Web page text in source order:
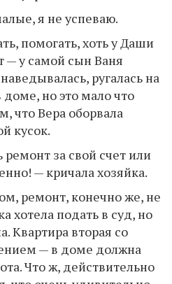
я не успеваю.
помогать, хоть у Даши
— у самой сын Ваня
ругалась на
но это мало что
что Вера оборвала
кусок.
за свой счет или
— кричала хозяйка.
ремонт, конечно же, не
хотела подать в суд, но
Квартира вторая со
— в доме должна
Что ж, действительно